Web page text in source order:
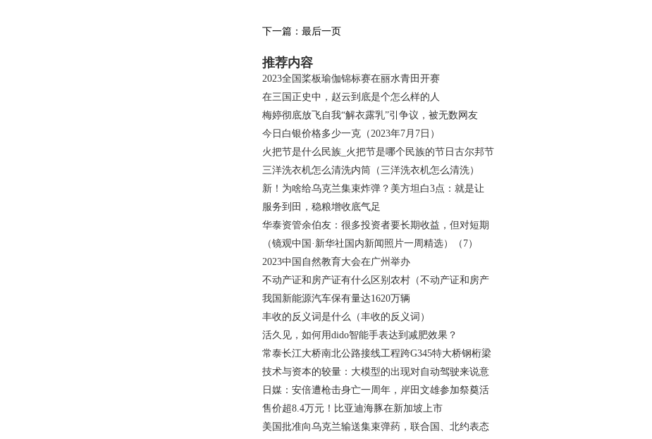
下一篇：最后一页
推荐内容
2023全国桨板瑜伽锦标赛在丽水青田开赛
在三国正史中，赵云到底是个怎么样的人
梅婷彻底放飞自我“解衣露乳”引争议，被无数网友
今日白银价格多少一克（2023年7月7日）
火把节是什么民族_火把节是哪个民族的节日古尔邦节
三洋洗衣机怎么清洗内筒（三洋洗衣机怎么清洗）
新！为啥给乌克兰集束炸弹？美方坦白3点：就是让
服务到田，稳粮增收底气足
华泰资管余伯友：很多投资者要长期收益，但对短期
（镜观中国·新华社国内新闻照片一周精选）（7）
2023中国自然教育大会在广州举办
不动产证和房产证有什么区别农村（不动产证和房产
我国新能源汽车保有量达1620万辆
丰收的反义词是什么（丰收的反义词）
活久见，如何用dido智能手表达到减肥效果？
常泰长江大桥南北公路接线工程跨G345特大桥钢桁梁
技术与资本的较量：大模型的出现对自动驾驶来说意
日媒：安倍遭枪击身亡一周年，岸田文雄参加祭奠活
售价超8.4万元！比亚迪海豚在新加坡上市
美国批准向乌克兰输送集束弹药，联合国、北约表态